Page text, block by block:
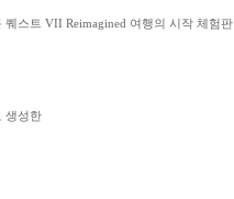
스트 VII Reimagined 여행의 시작 체험
생성한